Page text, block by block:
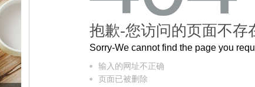
抱歉-您访问的页面不存
Sorry-We cannot find the page you
输入的网址不正确
页面已被删除